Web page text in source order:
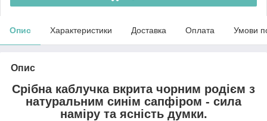
Опис Характеристики Доставка Оплата Умови
Опис
Срібна каблучка вкрита чорним родієм з
натуральним синім сапфіром - сила
наміру та ясність думки.